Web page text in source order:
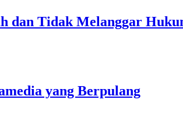
dan Tidak Melanggar
yang Berpulang